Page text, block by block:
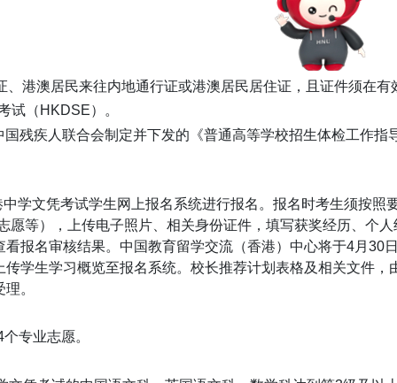
港澳居民来往内地通行证或港澳居民居住证，且证件须在有
试（HKDSE）。
残疾人联合会制定并下发的《普通高等学校招生体检工作指
学文凭考试学生网上报名系统进行报名。报名时考生须按照
愿等），上传电子照片、相关身份证件，填写获奖经历、个
报名审核结果。中国教育留学交流（香港）中心将于4月30
学生学习概览至报名系统。校长推荐计划表格及相关文件，
。
专业志愿。